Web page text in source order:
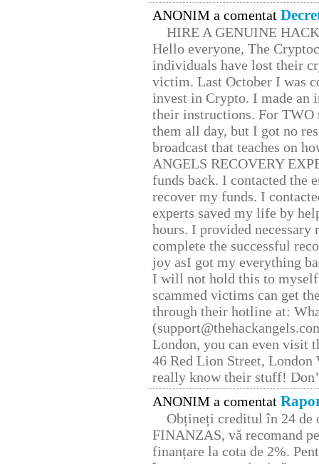
ANONIM a comentat
HIRE A GENUINE
Hello everyone, The
individuals have lost their
victim. Last October I was
invest in Crypto. I made
their instructions. For TWO
them all day, but I got no
broadcast that teaches on
ANGELS RECOVERY
funds back. I contacted the
recover my funds. I
experts saved my life by
hours. I provided
complete the successful
joy asI got my everything
I will not hold this to
scammed victims can get
through their hotline at:
London, you can even visit
46 Red Lion Street, London
really know their stuff!
ANONIM a comentat
Obțineți creditul în 24 de
FINANZAS, vă recomand
finanțare la cota de 2%.